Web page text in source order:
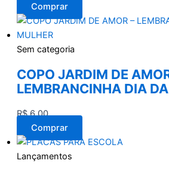
Comprar
Sem categoria
COPO JARDIM DE
LEMBRANCINHA DIA
R$6,00
Comprar
Lançamentos